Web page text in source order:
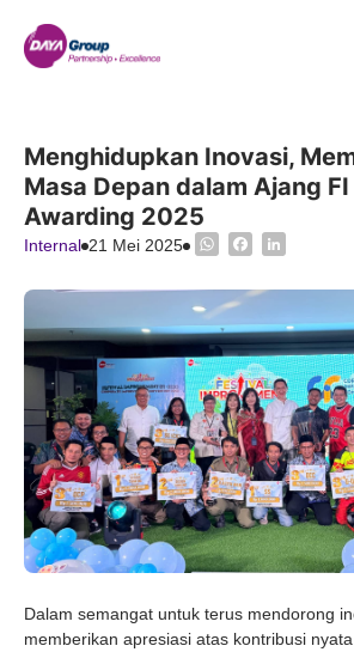
Menghidupkan Inovasi,
Masa Depan dalam Ajang FI
Awarding 2025
Internal 21 Mei 2025 WhatsApp
Facebook
Dalam semangat untuk terus mendorong
memberikan apresiasi atas kontribusi